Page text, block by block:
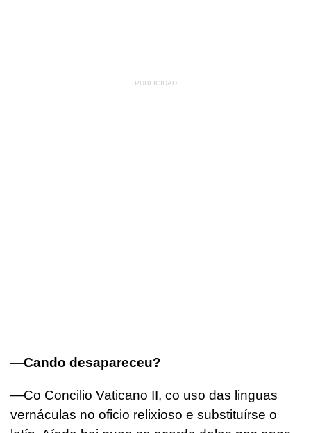
—Cando desapareceu?
—Co Concilio Vaticano II, co uso das linguas
vernáculas no oficio relixioso e substituírse o